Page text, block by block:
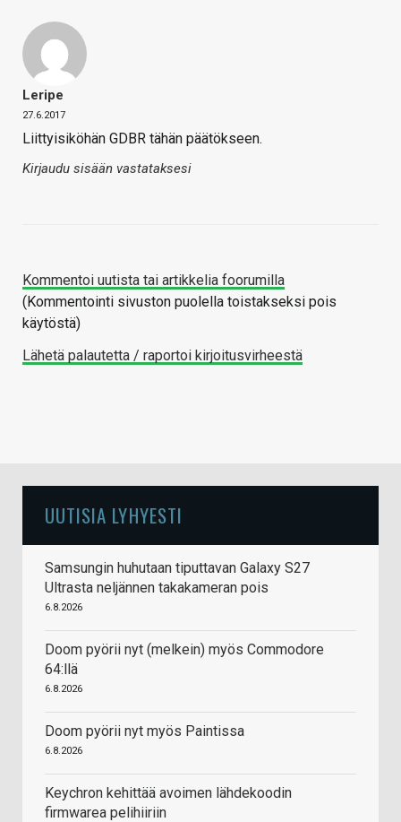
Leripe
27.6.2017
Liittyisiköhän GDBR tähän päätökseen.
Kirjaudu sisään vastataksesi
Kommentoi uutista tai artikkelia foorumilla
(Kommentointi sivuston puolella toistakseksi pois
käytöstä)
Lähetä palautetta / raportoi kirjoitusvirheestä
UUTISIA LYHYESTI
Samsungin huhutaan tiputtavan Galaxy S27
Ultrasta neljännen takakameran pois
6.8.2026
Doom pyörii nyt (melkein) myös Commodore
64:llä
6.8.2026
Doom pyörii nyt myös Paintissa
6.8.2026
Keychron kehittää avoimen lähdekoodin
firmwarea pelihiiriin